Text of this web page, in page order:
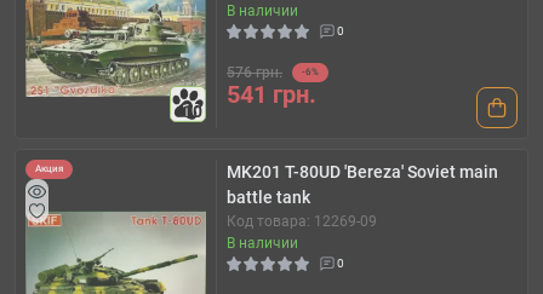
10
В наличии
0
576 грн. -6%
541 грн.
Акция
MK201 T-80UD 'Bereza' Soviet main
battle tank
Код товара: 12269-09
В наличии
0